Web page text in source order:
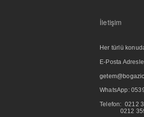
İletişim
Her türlü
E-Posta
WhatsApp:
Telefon: 0212
0212